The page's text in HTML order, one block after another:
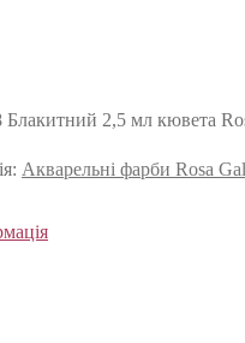
2,5 мл кювета
Акварельні фарби Rosa